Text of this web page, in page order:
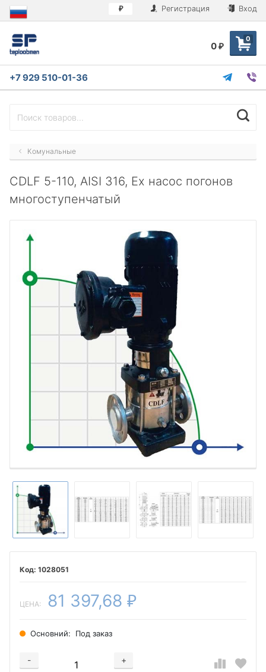
₽ Регистрация Вход
0
0 ₽
+7 929 510-01-36
Комунальные
CDLF 5-110, AISI 316, Ex насос погонов
многоступенчатый
1028051
ЦЕНА: 81 397,68 ₽
Основний: Под заказ
-
+